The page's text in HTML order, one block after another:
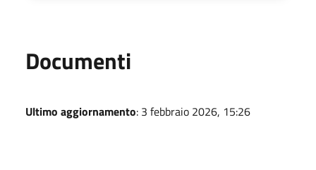
Documenti
Ultimo aggiornamento: 3 febbraio 2026, 15:26